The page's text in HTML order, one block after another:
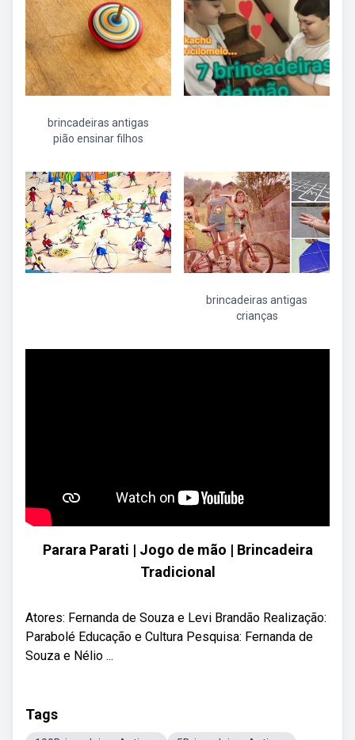
brincadeiras antigas
pião ensinar filhos
brincadeiras antigas
crianças
Parara Parati | Jogo de mão | Brincadeira
Tradicional
Atores: Fernanda de Souza e Levi Brandão Realização:
Parabolé Educação e Cultura Pesquisa: Fernanda de
Souza e Nélio ...
Tags